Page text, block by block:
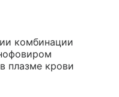
комбинации
плазме крови